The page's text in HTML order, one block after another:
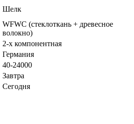
Шелк
WFWC (стеклоткань + древесное
волокно)
2-х компонентная
Германия
40-24000
Завтра
Сегодня